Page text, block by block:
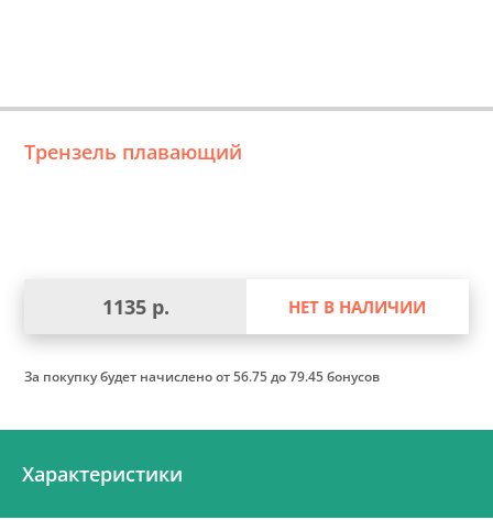
Трензель плавающий
1135 р. НЕТ В НАЛИЧИИ
За покупку будет начисленоот 56.75 до 79.45 бонусов
Характеристики